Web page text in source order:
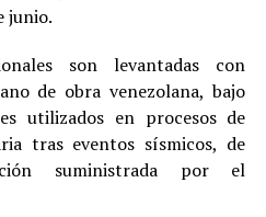
junio.
son levantadas con
de obra venezolana, bajo
utilizados en procesos de
tras eventos sísmicos, de
suministrada por el